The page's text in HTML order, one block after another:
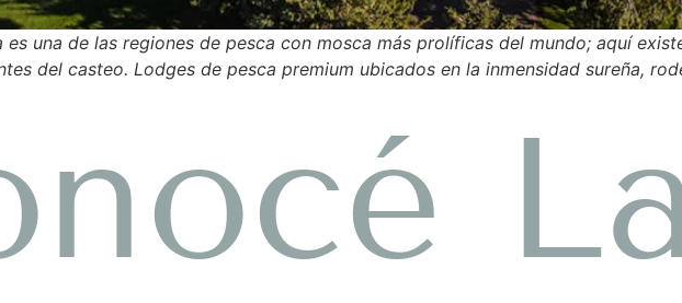
es una de las regiones de pesca con mosca más prolíficas del mundo; aquí
del casteo. Lodges de pesca premium ubicados en la inmensidad sureña,